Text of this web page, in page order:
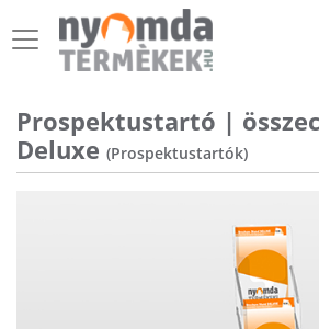
Prospektustartó |
Deluxe (Prospektustartók)